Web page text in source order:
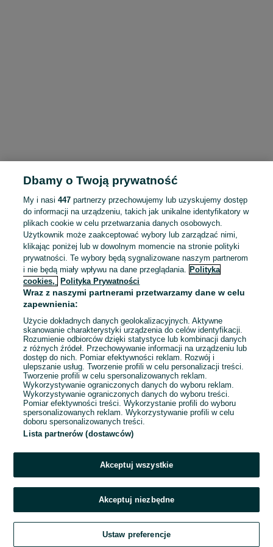
To ogłoszenie nie jest już dostępne
Przejdź na stronę główną
Dbamy o Twoją prywatność
My i nasi447 partnerzy przechowujemy lub uzyskujemy dostęp
do informacji na urządzeniu, takich jak unikalne identyfikatory w
plikach cookie w celu przetwarzania danych osobowych.
Użytkownik może zaakceptować wybory lub zarządzać nimi,
klikając poniżej lub w dowolnym momencie na stronie polityki
prywatności. Te wybory będą sygnalizowane naszym partnerom
i nie będą miały wpływu na dane przeglądania. Polityka
cookies,
Polityka Prywatności
Wraz z naszymi partnerami przetwarzamy dane w celu
zapewnienia:
Użycie dokładnych danych geolokalizacyjnych. Aktywne
skanowanie charakterystyki urządzenia do celów identyfikacji.
Rozumienie odbiorców dzięki statystyce lub kombinacji danych
z różnych źródeł. Przechowywanie informacji na urządzeniu lub
dostęp do nich. Pomiar efektywności reklam. Rozwój i
ulepszanie usług. Tworzenie profili w celu personalizacji treści.
Tworzenie profili w celu spersonalizowanych reklam.
Wykorzystywanie ograniczonych danych do wyboru reklam.
Wykorzystywanie ograniczonych danych do wyboru treści.
Pomiar efektywności treści. Wykorzystanie profili do wyboru
spersonalizowanych reklam. Wykorzystywanie profili w celu
doboru spersonalizowanych treści.
Lista partnerów (dostawców)
Akceptuj wszystkie
Akceptuj niezbędne
Ustaw preferencje